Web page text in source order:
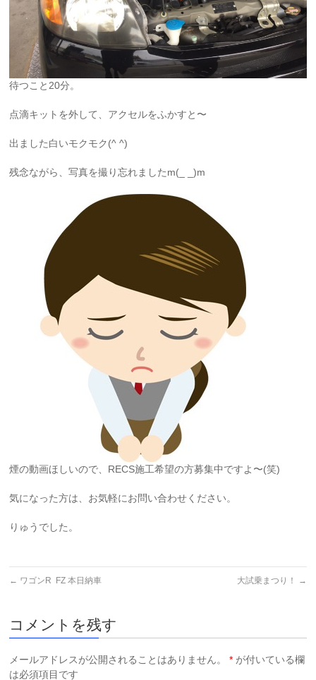
待つこと20分。
点滴キットを外して、アクセルをふかすと〜
出ました白いモクモク(^ ^)
残念ながら、写真を撮り忘れましたm(_ _)m
煙の動画ほしいので、RECS施工希望の方募集中ですよ〜(笑)
気になった方は、お気軽にお問い合わせください。
りゅうでした。
← ワゴンR FZ 本日納車 大試乗まつり！ →
コメントを残す
メールアドレスが公開されることはありません。 * が付いている欄
は必須項目です